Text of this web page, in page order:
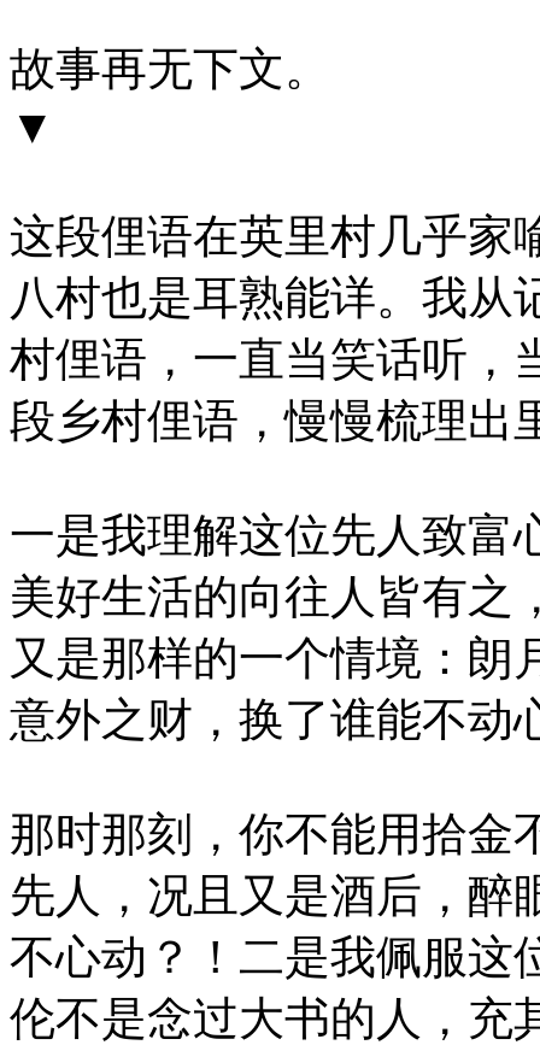
故事再无下文。
▼
这段俚语在英里村几乎家
八村也是耳熟能详。我从
村俚语，一直当笑话听，
段乡村俚语，慢慢梳理出
一是我理解这位先人致富
美好生活的向往人皆有之
又是那样的一个情境：朗
意外之财，换了谁能不动
那时那刻，你不能用拾金
先人，况且又是酒后，醉
不心动？！二是我佩服这
伦不是念过大书的人，充